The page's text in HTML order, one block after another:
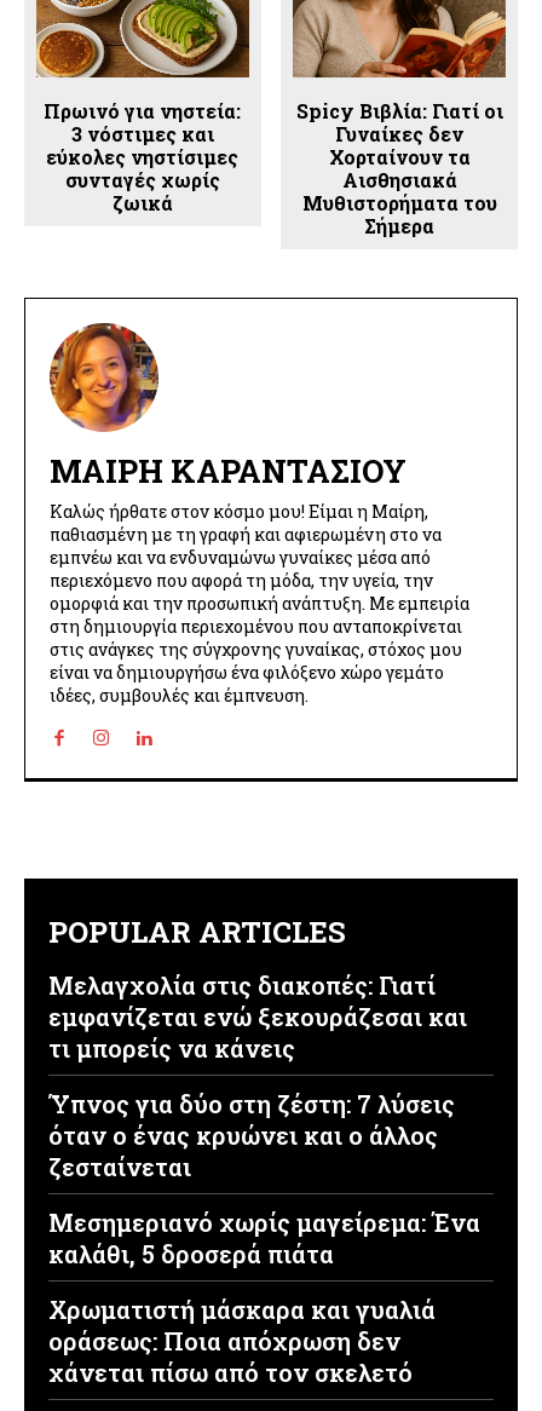
Πρωινό για νηστεία:
3 νόστιμες και
εύκολες νηστίσιμες
συνταγές χωρίς
ζωικά
Spicy Βιβλία: Γιατί οι
Γυναίκες δεν
Χορταίνουν τα
Αισθησιακά
Μυθιστορήματα του
Σήμερα
ΜΑΊΡΗ ΚΑΡΑΝΤΆΣΙΟΥ
Καλώς ήρθατε στον κόσμο μου! Είμαι η Μαίρη,
παθιασμένη με τη γραφή και αφιερωμένη στο να
εμπνέω και να ενδυναμώνω γυναίκες μέσα από
περιεχόμενο που αφορά τη μόδα, την υγεία, την
ομορφιά και την προσωπική ανάπτυξη. Με εμπειρία
στη δημιουργία περιεχομένου που ανταποκρίνεται
στις ανάγκες της σύγχρονης γυναίκας, στόχος μου
είναι να δημιουργήσω ένα φιλόξενο χώρο γεμάτο
ιδέες, συμβουλές και έμπνευση.
POPULAR ARTICLES
Μελαγχολία στις διακοπές: Γιατί
εμφανίζεται ενώ ξεκουράζεσαι και
τι μπορείς να κάνεις
Ύπνος για δύο στη ζέστη: 7 λύσεις
όταν ο ένας κρυώνει και ο άλλος
ζεσταίνεται
Μεσημεριανό χωρίς μαγείρεμα: Ένα
καλάθι, 5 δροσερά πιάτα
Χρωματιστή μάσκαρα και γυαλιά
οράσεως: Ποια απόχρωση δεν
χάνεται πίσω από τον σκελετό